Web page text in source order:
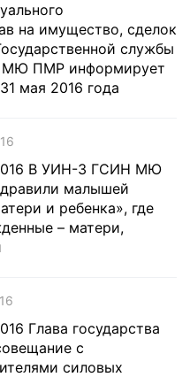
на имущество, сделок
службы
МЮ ПМР информирует
мая 2016 года
В УИН-3 ГСИН МЮ
малышей
и ребенка», где
– матери,
Глава государства
с
силовых